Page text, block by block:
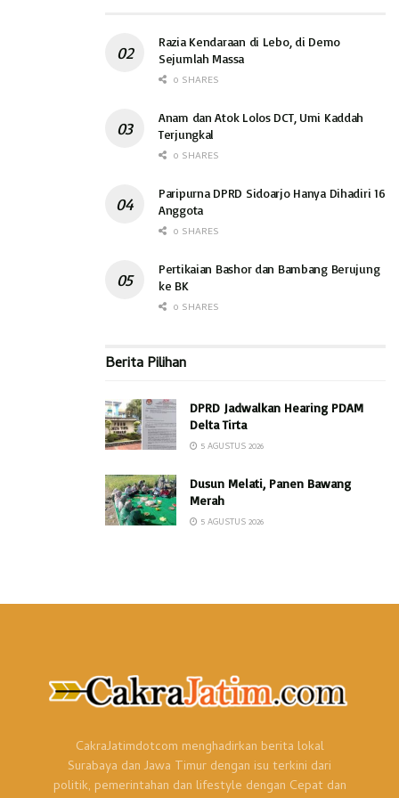
Razia Kendaraan di Lebo, di Demo
Sejumlah Massa
0 SHARES
Anam dan Atok Lolos DCT, Umi Kaddah
Terjungkal
0 SHARES
Paripurna DPRD Sidoarjo Hanya Dihadiri 16
Anggota
0 SHARES
Pertikaian Bashor dan Bambang Berujung
ke BK
0 SHARES
Berita Pilihan
DPRD Jadwalkan Hearing PDAM
Delta Tirta
5 AGUSTUS 2026
Dusun Melati, Panen Bawang
Merah
5 AGUSTUS 2026
CakraJatimdotcom menghadirkan berita lokal
Surabaya dan Jawa Timur dengan isu terkini dari
politik, pemerintahan dan lifestyle dengan Cepat dan